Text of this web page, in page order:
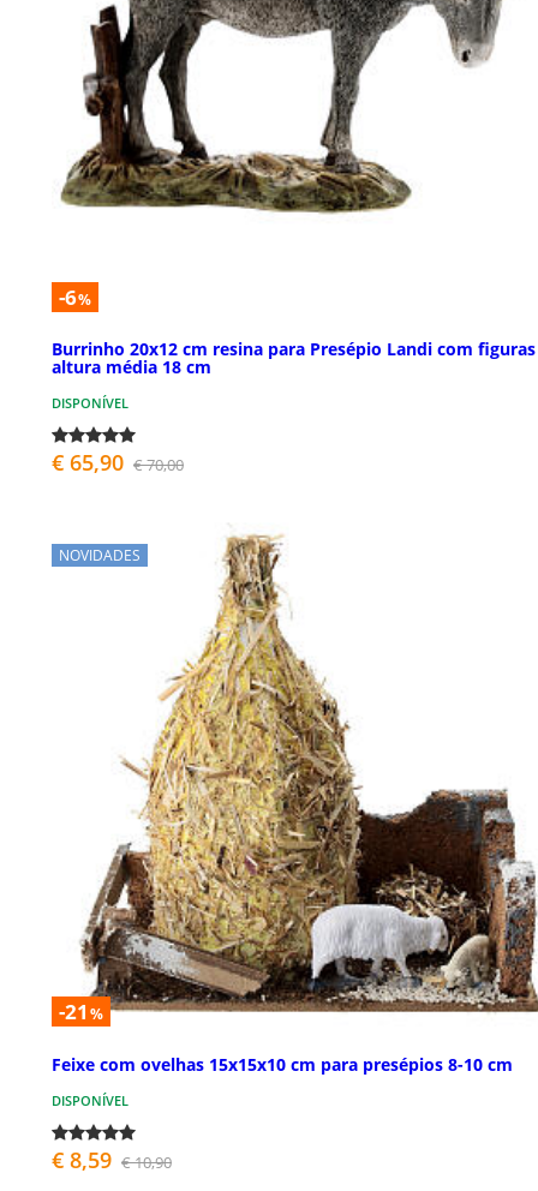
-6%
Burrinho 20x12 cm resina para Presépio Landi com
altura média 18 cm
DISPONÍVEL
€ 65,90 € 70,00
NOVIDADES
-21 %
Feixe com ovelhas 15x15x10 cm para presépios 8-10 cm
DISPONÍVEL
€ 8,59 € 10,90